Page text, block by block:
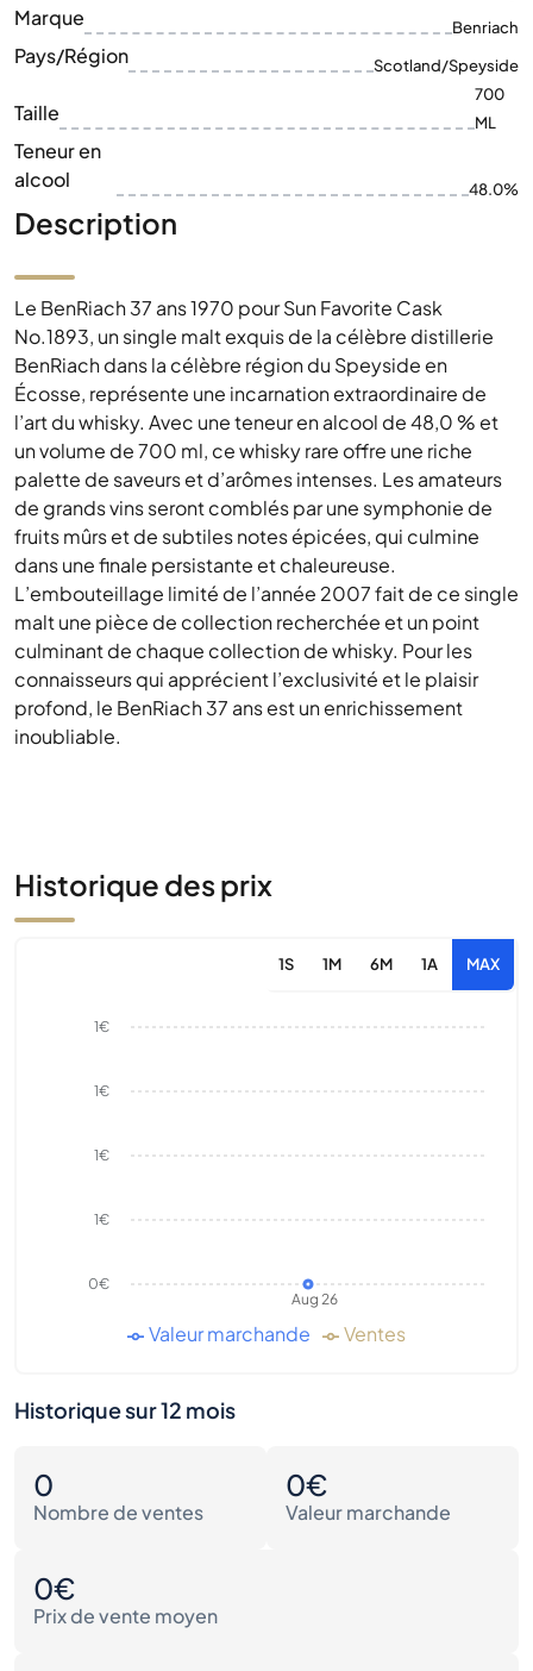
Marque Benriach
Pays/Région Scotland/Speyside
Taille
700
ML
Teneur en
alcool
48.0%
Description
Le BenRiach 37 ans 1970 pour Sun Favorite Cask
No.1893, un single malt exquis de la célèbre distillerie
BenRiach dans la célèbre région du Speyside en
Écosse, représente une incarnation extraordinaire de
l’art du whisky. Avec une teneur en alcool de 48,0 % et
un volume de 700 ml, ce whisky rare offre une riche
palette de saveurs et d’arômes intenses. Les amateurs
de grands vins seront comblés par une symphonie de
fruits mûrs et de subtiles notes épicées, qui culmine
dans une finale persistante et chaleureuse.
L’embouteillage limité de l’année 2007 fait de ce single
malt une pièce de collection recherchée et un point
culminant de chaque collection de whisky. Pour les
connaisseurs qui apprécient l’exclusivité et le plaisir
profond, le BenRiach 37 ans est un enrichissement
inoubliable.
Historique des prix
1S 1M 6M 1A MAX
Aug 26
0€
1€
1€
1€
1€
Valeur marchande Ventes
Historique sur 12 mois
0
Nombre de ventes
0€
Valeur marchande
0€
Prix de vente moyen